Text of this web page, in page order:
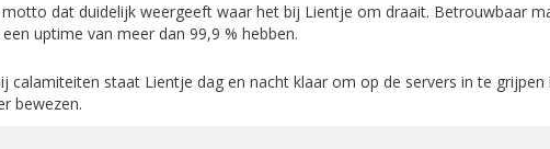
dat duidelijk weergeeft waar het bij Lientje om draait. Betrouwbaar
uptime van meer dan 99,9 % hebben.
staat Lientje dag en nacht klaar om op de servers in te grijpen
bewezen.